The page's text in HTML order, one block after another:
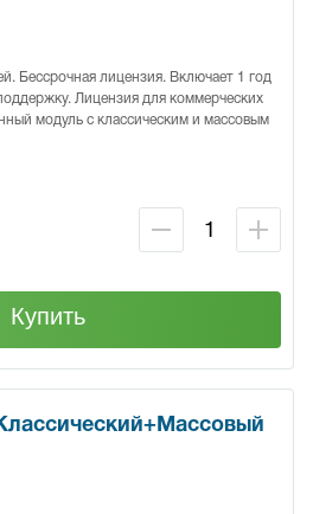
Бессрочная лицензия. Включает 1 год
Лицензия для коммерческих
модуль с классическим и массовым
Купить